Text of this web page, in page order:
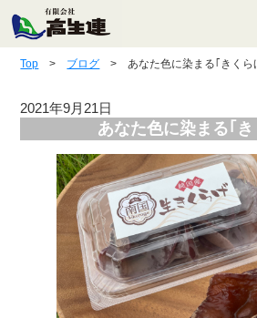
Top > ブログ > あなた色に染まる｢きくら
2021年9月21日
あなた色に染まる｢き